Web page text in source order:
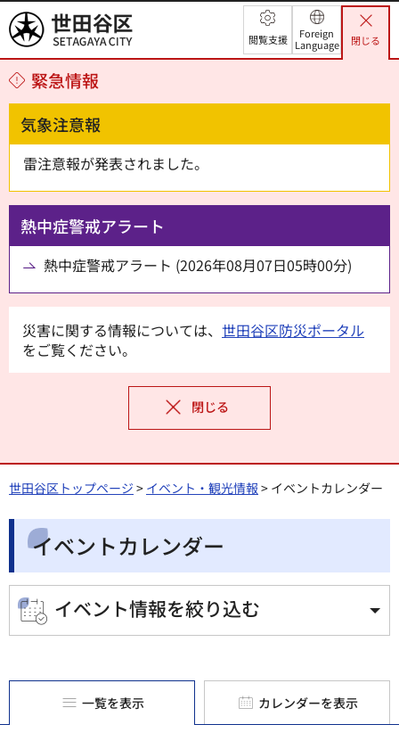
世田谷区 閲覧支援
Foreign
Language
閉じる
緊急情報
気象注意報
雷注意報が発表されました。
熱中症警戒アラート
熱中症警戒アラート (2026年08月07日05時00分)
災害に関する情報については、 世田谷区防災ポータル
をご覧ください。
閉じる
世田谷区トップページ > イベント・観光情報 > イベントカレンダー
イベントカレンダー
イベント情報を絞り込む
一覧を表示 カレンダーを表示